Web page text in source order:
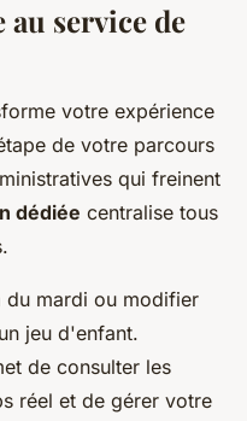
service de
votre expérience
de votre parcours
qui freinent
dédiée centralise tous
du mardi ou modifier
jeu d'enfant.
de consulter les
réel et de gérer votre